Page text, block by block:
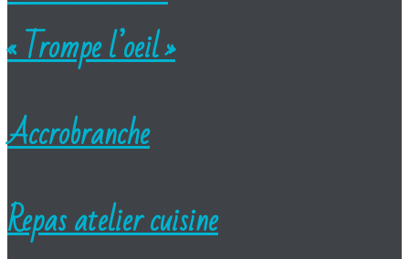
« Trompe l’oeil »
Accrobranche
Repas atelier cuisine